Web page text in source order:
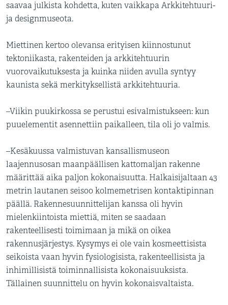
saavaa julkista kohdetta, kuten vaikkapa Arkkitehtuuri-
ja designmuseota.
Miettinen kertoo olevansa erityisen kiinnostunut
tektoniikasta, rakenteiden ja arkkitehtuurin
vuorovaikutuksesta ja kuinka niiden avulla syntyy
kaunista sekä merkityksellistä arkkitehtuuria.
–Viikin puukirkossa se perustui esivalmistukseen: kun
puuelementit asennettiin paikalleen, tila oli jo valmis.
–Kesäkuussa valmistuvan kansallismuseon
laajennusosan maanpäällisen kattomaljan rakenne
määrittää aika paljon kokonaisuutta. Halkaisijaltaan 43
metrin lautanen seisoo kolmemetrisen kontaktipinnan
päällä. Rakennesuunnittelijan kanssa oli hyvin
mielenkiintoista miettiä, miten se saadaan
rakenteellisesti toimimaan ja mikä on oikea
rakennusjärjestys. Kysymys ei ole vain kosmeettisista
seikoista vaan hyvin fysiologisista, rakenteellisista ja
inhimillisistä toiminnallisista kokonaisuuksista.
Tällainen suunnittelu on hyvin kokonaisvaltaista.